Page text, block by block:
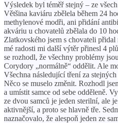
Výsledek byl téměř stejný – ze
Většina kaviáru zbělela během 24
methylenové modři, ani přidání
akváriu u chovatelů zbělala do 10
Zlatkovského jsem s chovateli
mé radosti mi další výtěr přinesl 4
se rozhodl, že všechny problémy
Corydory „normálně“ oddělit. Ale
Všechna následující tření za
Něco se muselo změnit. Rozhodl
a umístit samce od sebe odděleně.
ze dvou samců je jeden sterilní, ale
aktivnější, a proto se hlavně tře.
naznačovalo, že alespoň jeden ze